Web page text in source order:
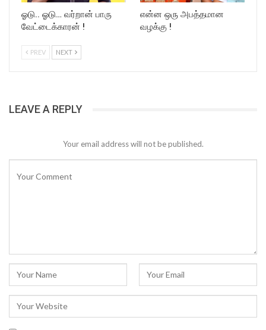
ஓடு.. ஓடு… வர்றான் பாரு
வேட்டைக்காரன் !
என்ன ஒரு அபத்தமான
வழக்கு !
PREV NEXT
LEAVE A REPLY
Your email address will not be published.